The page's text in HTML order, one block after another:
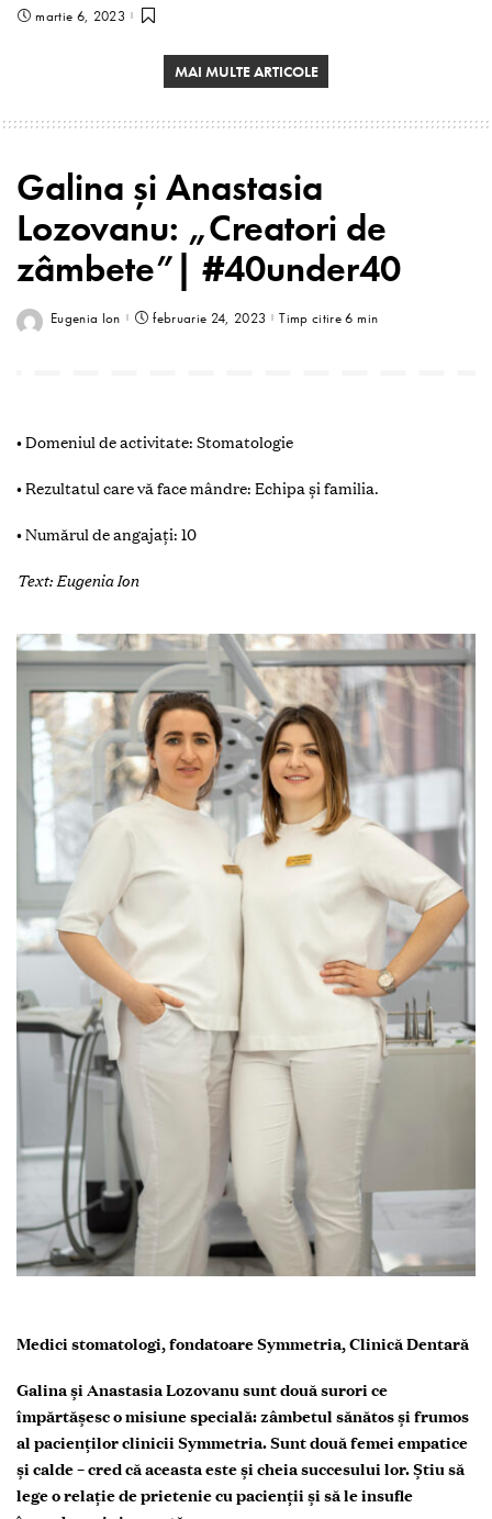
martie 6, 2023
MAI MULTE ARTICOLE
Galina și Anastasia
Lozovanu: „Creatori de
zâmbete”| #40under40
Eugenia Ion februarie 24, 2023 Timp citire 6 min
• Domeniul de activitate: Stomatologie
• Rezultatul care vă face mândre: Echipa și familia.
• Numărul de angajați: 10
Text: Eugenia Ion
Medici stomatologi, fondatoare Symmetria, Clinică Dentară
Galina și Anastasia Lozovanu sunt două surori ce
împărtășesc o misiune specială: zâmbetul sănătos și frumos
al pacienților clinicii Symmetria. Sunt două femei empatice
și calde – cred că aceasta este și cheia succesului lor. Știu să
lege o relație de prietenie cu pacienții și să le insufle